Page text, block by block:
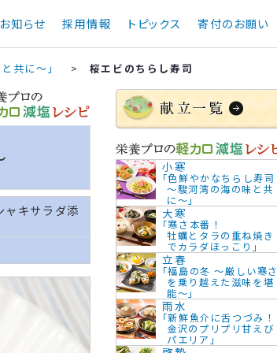
お知らせ 採用情報 トピックス 寄付のお願い
共に～」 > 桜エビのちらし寿司
ャキサラダ添
小寒
「色鮮やかなちらし寿司
～駿河湾の海の味と共
に～」
大寒
「寒さ本番！
牡蠣とタラの重ね焼き
でカラダほっこり」
立春
「福島の冬 ～厳しい寒さ
を乗り越えた滋味を堪
能～」
雨水
「新鮮魚介に舌つづみ！
金沢のプリプリ甘えび
パエリア」